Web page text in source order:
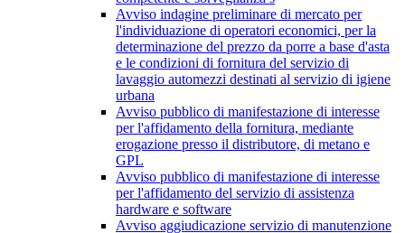
Avviso indagine preliminare di mercato per
l'individuazione di operatori economici, per la
determinazione del prezzo da porre a base d'asta
e le condizioni di fornitura del servizio di
lavaggio automezzi destinati al servizio di igiene
urbana
Avviso pubblico di manifestazione di interesse
per l'affidamento della fornitura, mediante
erogazione presso il distributore, di metano e
GPL
Avviso pubblico di manifestazione di interesse
per l'affidamento del servizio di assistenza
hardware e software
Avviso aggiudicazione servizio di manutenzione